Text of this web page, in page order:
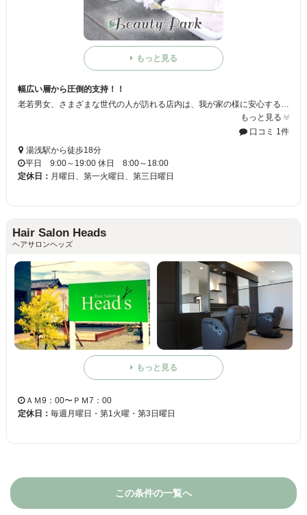
もっと見る
幅広い層から圧倒的支持！！
老若男女、さまざまな世代の人が訪れる店内は、我が家の様に安心することまちがいなし！お客様に「やすらぎ」を提供いたします♪♯
もっと見る
口コミ 1件
湯浅駅から徒歩18分
平日 9:00～19:00 休日 8:00～18:00
定休日： 月曜日、第一火曜日、第三日曜日
Hair Salon Heads
ヘアサロンヘッズ
もっと見る
ＡＭ9：00〜ＰＭ7：00
定休日： 毎週月曜日・第1火曜・第3日曜日
この条件の一覧へ